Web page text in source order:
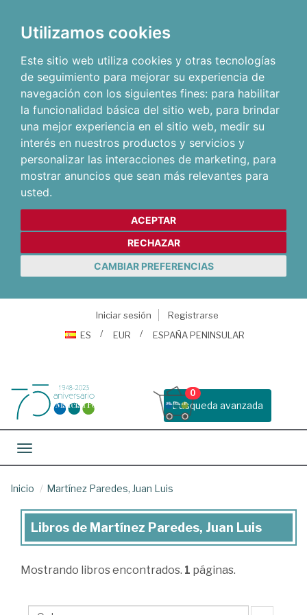
Utilizamos cookies
Este sitio web utiliza cookies y otras tecnologías
de seguimiento para mejorar su experiencia de
navegación con los siguientes fines: para habilitar
la funcionalidad básica del sitio web, para brindar
una mejor experiencia en el sitio web, medir su
interés en nuestros productos y servicios y
personalizar las interacciones de marketing, para
mostrar anuncios que sean más relevantes para
usted.
ACEPTAR
RECHAZAR
CAMBIAR PREFERENCIAS
Iniciar sesión
Registrarse
ES
EUR ESPAÑA PENINSULAR
Busqueda avanzada
0
Toggle navigation
Inicio Martínez Paredes, Juan Luis
Libros
Martínez
Libros de Martínez Paredes, Juan Luis
Mostrando libros encontrados. 1 páginas.